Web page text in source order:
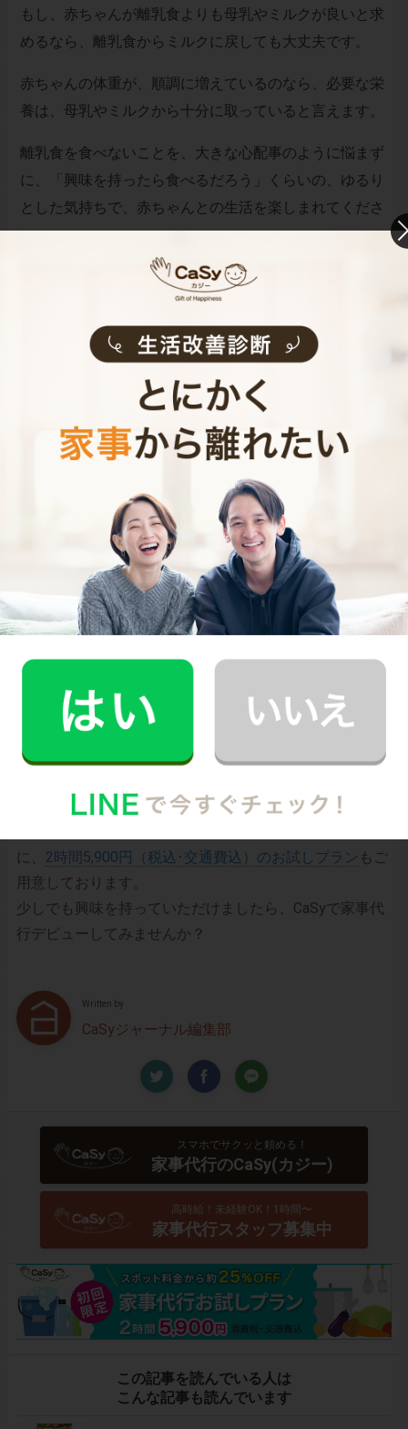
もし、赤ちゃんが離乳食よりも母乳やミルクが良いと求
めるなら、離乳食からミルクに戻しても大丈夫です。
赤ちゃんの体重が、順調に増えているのなら、必要な栄
養は、母乳やミルクから十分に取っていると言えます。
離乳食を食べないことを、大きな心配事のように悩まず
に、「興味を持ったら食べるだろう」くらいの、ゆるり
とした気持ちで、赤ちゃんとの生活を楽しまれてくださ
い。
CaSy（カジー）のご案内
CaSyは、1時間2,790円(税込)からお使いいただけるカン
タン･便利･あんしんなお掃除代行･お料理代行サービスで
す。
シンプルでお財布に優しい料金体系
スマホだけで24時間365日依頼可能（電話･事前訪問なし）
万が一の物損も損害保険があるから安心
初めての家事代行でどうお願いすればいいのか分からな
に、 2時間5,900円（税込･交通費込）のお試しプラン もご
用意しております。
少しでも興味を持っていただけましたら、CaSyで家事代
行デビューしてみませんか？
Written by
CaSyジャーナル編集部
スマホでサクッと頼める！
家事代行のCaSy(カジー)
高時給！未経験OK！1時間〜
家事代行スタッフ募集中
この記事を読んでいる人は
こんな記事も読んでいます